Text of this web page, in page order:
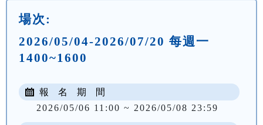
場次:
2026/05/04-2026/07/20 每週一
1400~1600
報 名 期 間
2026/05/06 11:00 ~ 2026/05/08 23:59